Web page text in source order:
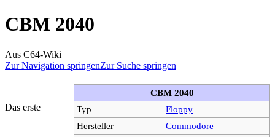
CBM 2040
Aus C64-Wiki
Zur Navigation springenZur Suche springen
CBM 2040
Typ
Floppy
Hersteller
Commodore
Das erste